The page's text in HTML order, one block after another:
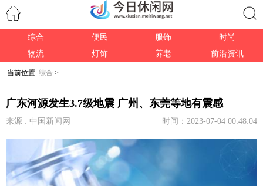
综合 便民 服饰
时尚
物流
灯饰 养老 前沿资讯
当前位置 :综合 >
广东河源发生3.7级地震 广州、东莞等地有震感
来源 : 中国新闻网 时间：2023-07-04 00:48:04